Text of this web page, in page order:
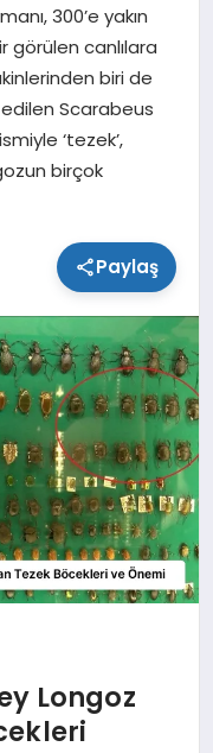
300’e yakın
görülen canlılara
biri de
edilen Scarabeus
‘tezek’,
birçok
Paylaş
Longoz